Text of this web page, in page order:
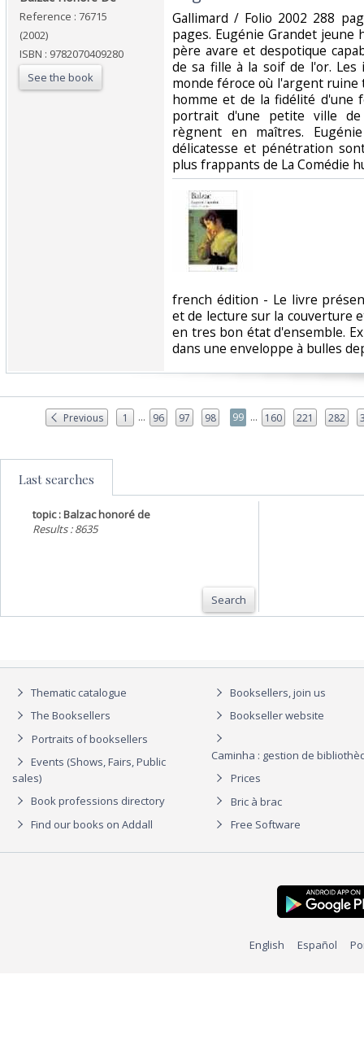
Reference : 76715
(2002)
ISBN : 9782070409280
See the book
‎Gallimard / Folio 2002 288
pages. Eugénie Grandet
père avare et despotique
de sa fille à la soif de l'or.
monde féroce où l'argent ruine
homme et de la fidélité d'une
portrait d'une petite ville
règnent en maîtres.
délicatesse et pénétration
plus frappants de La Comédie
‎french édition - Le livre
et de lecture sur la couverture
en tres bon état d'ensemble.
dans une enveloppe à bulles
Previous 1 ... 96 97 98 99 ... 160 221 282
Last searches
topic : Balzac honoré de
Results : 8635
Search
Thematic catalogue
The Booksellers
Portraits of booksellers
Events (Shows, Fairs, Public
sales)
Book professions directory
Find our books on Addall
Booksellers, join us
Bookseller website
Caminha : gestion de
Prices
Bric à brac
Free Software
English Español